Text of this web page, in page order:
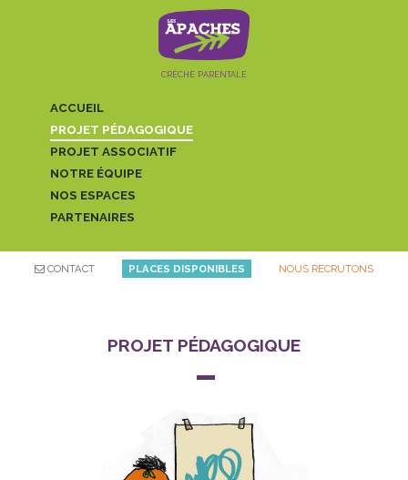
crèche parentale
ACCUEIL
PROJET PÉDAGOGIQUE
PROJET ASSOCIATIF
NOTRE ÉQUIPE
NOS ESPACES
PARTENAIRES
CONTACT PLACES DISPONIBLES NOUS RECRUTONS
PROJET PÉDAGOGIQUE